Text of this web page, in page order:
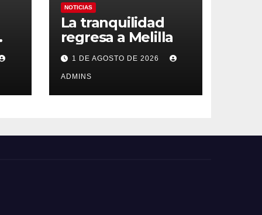
NOTICIAS
La tranquilidad
regresa a Melilla
1 DE AGOSTO DE 2026
ADMINS